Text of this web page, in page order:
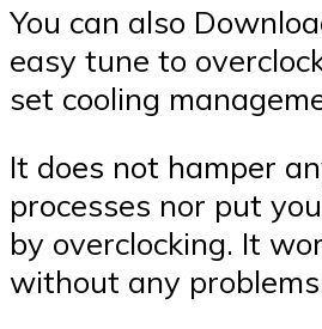
You can also
easy tune to
set cooling
It does not hamper
processes nor put
by overclocking. It
without any